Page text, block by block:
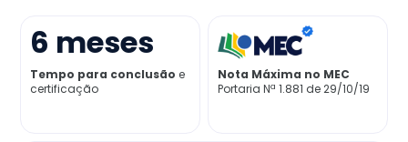
Credenciamento MEC
Preço
6 meses
Tempo para conclusão e
certificação
Nota Máxima no MEC
Portaria Nª 1.881 de 29/10/19